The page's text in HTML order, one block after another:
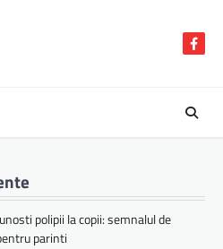
polipii la copii: semnalul de
parinti